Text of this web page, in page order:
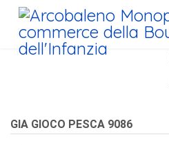
GIA GIOCO PESCA 9086